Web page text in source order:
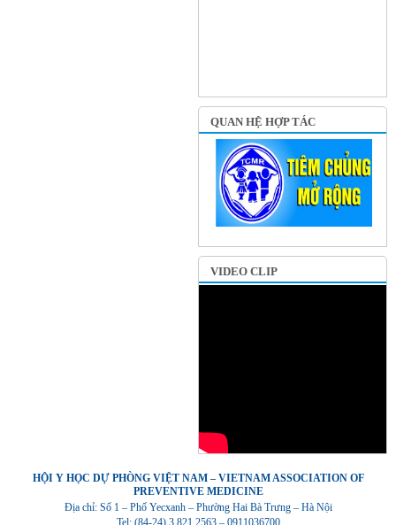
QUAN HỆ HỢP TÁC
VIDEO CLIP
HỘI Y HỌC DỰ PHÒNG VIỆT NAM – VIETNAM ASSOCIATION OF
PREVENTIVE MEDICINE
Địa chỉ: Số 1 – Phố Yecxanh – Phường Hai Bà Trưng – Hà Nội
Tel: (84-24) 3.821.2563 – 0911036700